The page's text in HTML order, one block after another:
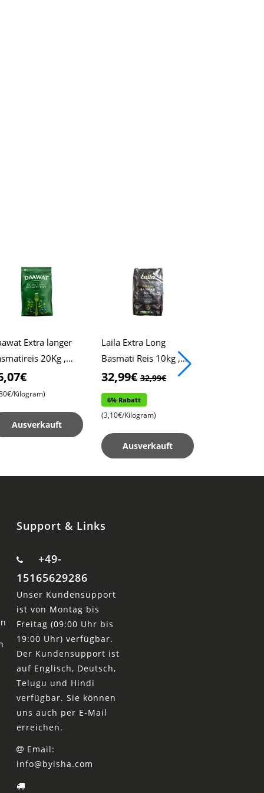
Extra langer
20Kg ,
Reis , Pulao-
, Biryani-Reis
Kilogram)
Ausverkauft
Laila Extra Long
Basmati Reis 10kg ,
Xtra Long Reis ,
32,99€ 32,99€
6% Rabatt
(3,10€/Kilogram)
Ausverkauft
Support & Links
+49-
15165629286
Unser Kundensupport
ist von Montag bis
Freitag (09:00 Uhr bis
19:00 Uhr) verfügbar.
Der Kundensupport ist
auf Englisch, Deutsch,
Telugu und Hindi
verfügbar. Sie können
uns auch per E-Mail
erreichen.
Email:
info@byisha.com